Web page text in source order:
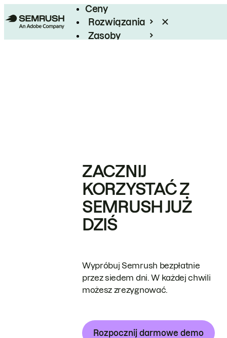
Ceny
Rozwiązania
Zasoby
ZACZNIJ
KORZYSTAĆ Z
SEMRUSH JUŻ
DZIŚ
Wypróbuj Semrush bezpłatnie
przez siedem dni. W każdej chwili
możesz zrezygnować.
Rozpocznij darmowe demo